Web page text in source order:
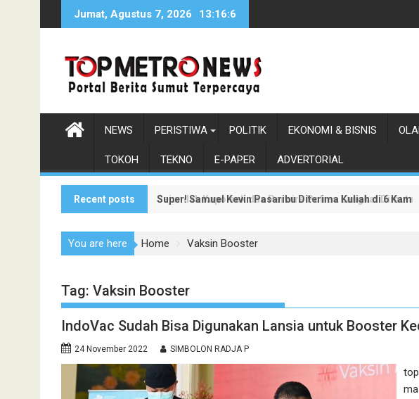
Jumat, Agustus 7, 2026 13:16:8
NEWS PERISTIWA POLITIK EKONOMI & BISNIS
TOKOH TEKNO E-PAPER ADVERTORIAL
Recent posts Super! Samuel Kevin Pasaribu Diterima Kuliah di 6
Sejumlah Kapolsek dan Perwira Polres Langkat Dimutasi
You are here Home Vaksin Booster
Tag: Vaksin Booster
IndoVac Sudah Bisa Digunakan Lansia untuk Booster
24 November 2022 SIMBOLON RADJA P